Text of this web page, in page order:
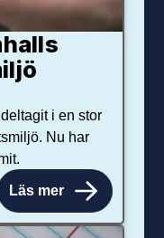
i en stor
Nu har
Läs mer